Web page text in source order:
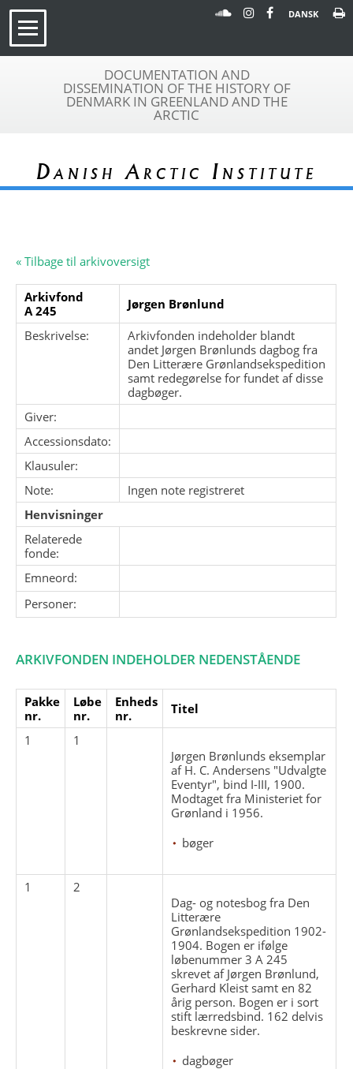
DANSK
DOCUMENTATION AND
DISSEMINATION OF THE HISTORY OF
DENMARK IN GREENLAND AND THE
ARCTIC
Danish Arctic Institute
« Tilbage til arkivoversigt
Arkivfond
A 245
Jørgen Brønlund
Beskrivelse:
Arkivfonden indeholder blandt
andet Jørgen Brønlunds dagbog fra
Den Litterære Grønlandsekspedition
samt redegørelse for fundet af disse
dagbøger.
Giver:
Accessionsdato:
Klausuler:
Note:
Ingen note registreret
Henvisninger
Relaterede
fonde:
Emneord:
Personer:
ARKIVFONDEN INDEHOLDER NEDENSTÅENDE
Pakke
nr.
Løbe
nr.
Enheds
nr.
Titel
1
1
Jørgen Brønlunds eksemplar
af H. C. Andersens "Udvalgte
Eventyr", bind I-III, 1900.
Modtaget fra Ministeriet for
Grønland i 1956.
bøger
1
2
Dag- og notesbog fra Den
Litterære
Grønlandsekspedition 1902-
1904. Bogen er ifølge
løbenummer 3 A 245
skrevet af Jørgen Brønlund,
Gerhard Kleist samt en 82
årig person. Bogen er i sort
stift lærredsbind. 162 delvis
beskrevne sider.
dagbøger